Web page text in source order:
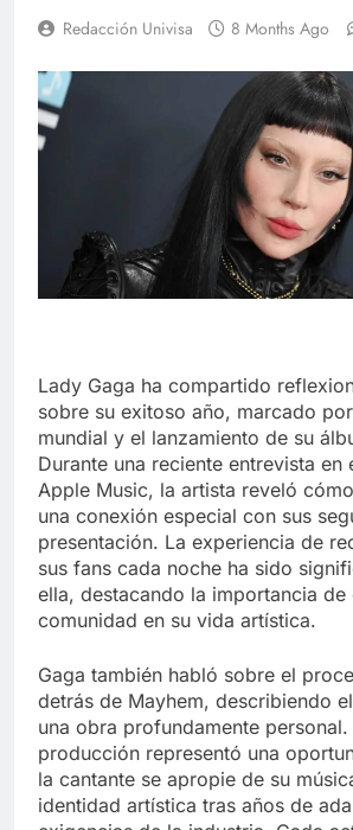
Redacción Univisa 8 Months Ago
Lady Gaga ha compartido
sobre su exitoso año, marcado
mundial y el lanzamiento de su
Durante una reciente entrevista en
Apple Music, la artista reveló
una conexión especial con sus
presentación. La experiencia de
sus fans cada noche ha sido
ella, destacando la importancia de
comunidad en su vida artística.
Gaga también habló sobre el
detrás de Mayhem, describiendo
una obra profundamente personal.
producción representó una
la cantante se apropie de su
identidad artística tras años de